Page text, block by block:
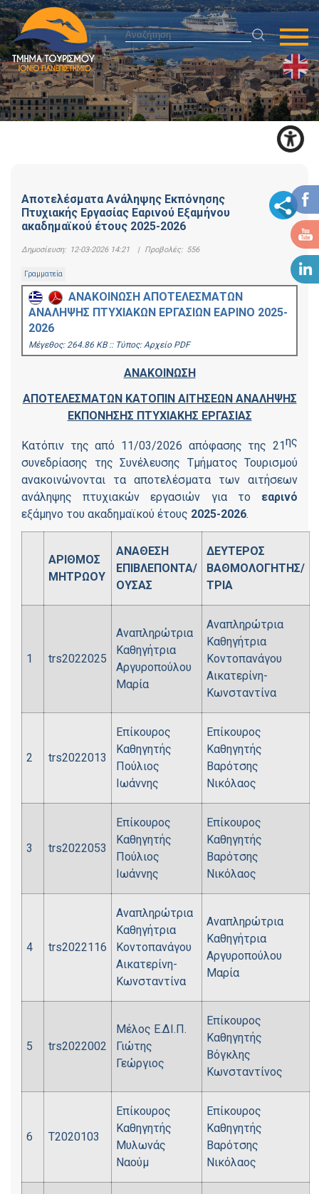
Αποτελέσματα Ανάληψης Εκπόνησης
Πτυχιακής Εργασίας Εαρινού Εξαμήνου
ακαδημαϊκού έτους 2025-2026
Δημοσίευση: 12-03-2026 14:21 | Προβολές: 556
Γραμματεία
ΑΝΑΚΟΙΝΩΣΗ ΑΠΟΤΕΛΕΣΜΑΤΩΝ
ΑΝΑΛΗΨΗΣ ΠΤΥΧΙΑΚΩΝ ΕΡΓΑΣΙΩΝ ΕΑΡΙΝΟ 2025-
2026
Mέγεθος: 264.86 KB :: Τύπος: Αρχείο PDF
ΑΝΑΚΟΙΝΩΣΗ
ΑΠΟΤΕΛΕΣΜΑΤΩΝ ΚΑΤΟΠΙΝ ΑΙΤΗΣΕΩΝ ΑΝΑΛΗΨΗΣ
ΕΚΠΟΝΗΣΗΣ ΠΤΥΧΙΑΚΗΣ ΕΡΓΑΣΙΑΣ
Κατόπιν της από 11/03/2026 απόφασης της 21ης
συνεδρίασης της Συνέλευσης Τμήματος Τουρισμού
ανακοινώνονται τα αποτελέσματα των αιτήσεων
ανάληψης πτυχιακών εργασιών για το εαρινό
εξάμηνο του ακαδημαϊκού έτους 2025-2026.
ΑΡΙΘΜΟΣ
ΜΗΤΡΩΟΥ
ΑΝΑΘΕΣΗ
ΕΠΙΒΛΕΠΟΝΤΑ/
ΟΥΣΑΣ
ΔΕΥΤΕΡΟΣ
ΒΑΘΜΟΛΟΓΗΤΗΣ/
ΤΡΙΑ
1 trs2022025
Αναπληρώτρια
Καθηγήτρια
Αργυροπούλου
Μαρία
Αναπληρώτρια
Καθηγήτρια
Κοντοπανάγου
Αικατερίνη-
Κωνσταντίνα
2 trs2022013
Επίκουρος
Καθηγητής
Πούλιος
Ιωάννης
Επίκουρος
Καθηγητής
Βαρότσης
Νικόλαος
3 trs2022053
Επίκουρος
Καθηγητής
Πούλιος
Ιωάννης
Επίκουρος
Καθηγητής
Βαρότσης
Νικόλαος
4 trs2022116
Αναπληρώτρια
Καθηγήτρια
Κοντοπανάγου
Αικατερίνη-
Κωνσταντίνα
Αναπληρώτρια
Καθηγήτρια
Αργυροπούλου
Μαρία
5 trs2022002
Μέλος Ε.ΔΙ.Π.
Γιώτης
Γεώργιος
Επίκουρος
Καθηγητής
Βόγκλης
Κωνσταντίνος
6 Τ2020103
Επίκουρος
Καθηγητής
Μυλωνάς
Ναούμ
Επίκουρος
Καθηγητής
Βαρότσης
Νικόλαος